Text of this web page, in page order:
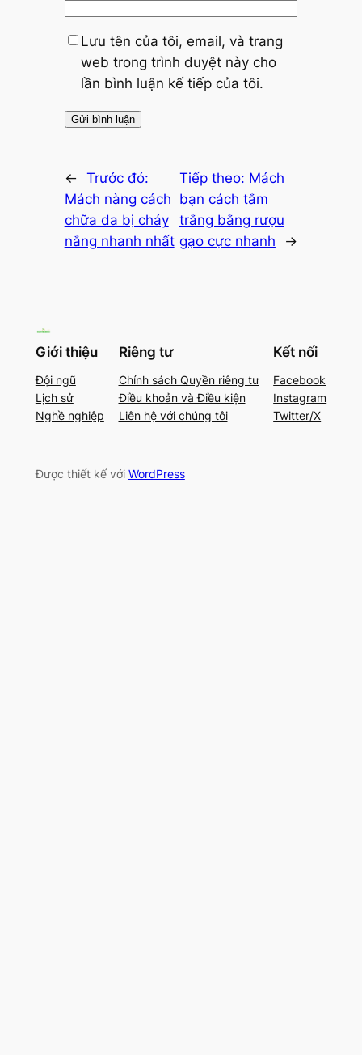
Lưu tên của tôi, email, và trang
web trong trình duyệt này cho
lần bình luận kế tiếp của tôi.
← Trước đó:
Mách nàng cách
chữa da bị cháy
nắng nhanh nhất
Tiếp theo: Mách
bạn cách tắm
trắng bằng rượu
gạo cực nhanh
→
Giới thiệu
Đội ngũ
Lịch sử
Nghề nghiệp
Riêng tư
Chính sách Quyền riêng tư
Điều khoản và Điều kiện
Liên hệ với chúng tôi
Kết nối
Facebook
Instagram
Twitter/X
Được thiết kế với WordPress